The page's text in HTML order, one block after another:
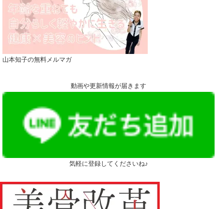
山本知子の無料メルマガ
動画や更新情報が届きます
気軽に登録してくださいね♪